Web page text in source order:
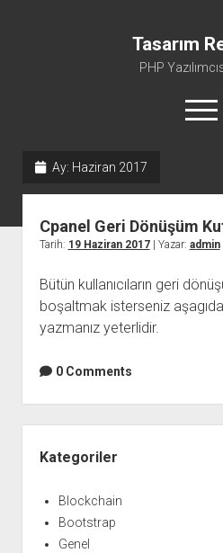
Tasarım
PHP
aç
Ay: Haziran 2017
Cpanel Geri Dönüşüm
Tarih: 19 Haziran 2017| Yazar: admin
Bütün kullanıcıların geri
boşaltmak isterseniz
yazmanız yeterlidir.
0 Comments
Menü
Kategoriler
Blockchain
Bootstrap
Genel